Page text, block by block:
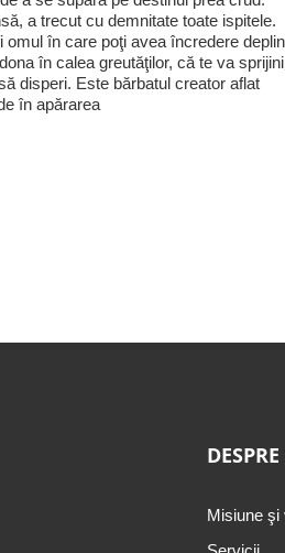
a trecut cu demnitate toate ispitele.
omul în care poţi avea încredere
în calea greutăţilor, că te va
disperi. Este bărbatul creator aflat
în apărarea
Misiune şi